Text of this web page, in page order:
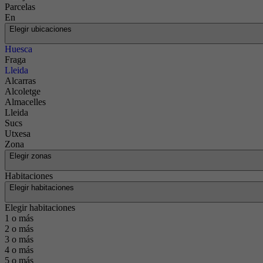
Parcelas
En
Elegir ubicaciones
Huesca
Fraga
Lleida
Alcarras
Alcoletge
Almacelles
Lleida
Sucs
Utxesa
Zona
Elegir zonas
Habitaciones
Elegir habitaciones
Elegir habitaciones
1 o más
2 o más
3 o más
4 o más
5 o más